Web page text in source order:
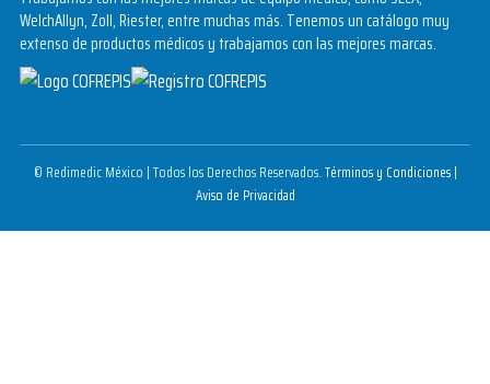
WelchAllyn, Zoll, Riester, entre muchas más. Tenemos un catálogo muy
extenso de productos médicos y trabajamos con las mejores marcas.
© Redimedic México | Todos los Derechos Reservados.Términos y Condiciones|
Aviso de Privacidad